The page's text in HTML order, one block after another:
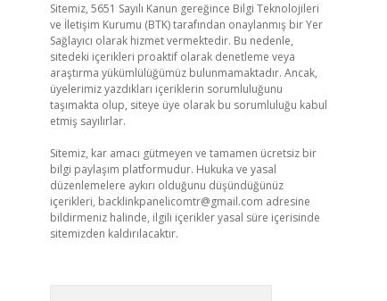
Sitemiz, 5651 Sayılı Kanun gereğince Bilgi Teknolojileri
ve İletişim Kurumu (BTK) tarafından onaylanmış bir Yer
Sağlayıcı olarak hizmet vermektedir. Bu nedenle,
sitedeki içerikleri proaktif olarak denetleme veya
araştırma yükümlülüğümüz bulunmamaktadır. Ancak,
üyelerimiz yazdıkları içeriklerin sorumluluğunu
taşımakta olup, siteye üye olarak bu sorumluluğu kabul
etmiş sayılırlar.
Sitemiz, kar amacı gütmeyen ve tamamen ücretsiz bir
bilgi paylaşım platformudur. Hukuka ve yasal
düzenlemelere aykırı olduğunu düşündüğünüz
içerikleri, backlinkpanelicomtr@gmail.com adresine
bildirmeniz halinde, ilgili içerikler yasal süre içerisinde
sitemizden kaldırılacaktır.